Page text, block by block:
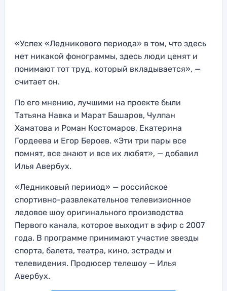
«Успех «Ледникового периода» в том, что здесь
нет никакой фонограммы, здесь люди ценят и
понимают тот труд, который вкладывается», —
считает он.
По его мнению, лучшими на проекте были
Татьяна Навка и Марат Башаров, Чулпан
Хаматова и Роман Костомаров, Екатерина
Гордеева и Егор Бероев. «Эти три пары все
помнят, все знают и все их любят», — добавил
Илья Авербух.
«Ледниковый перииод» — российское
спортивно-развлекательное телевизионное
ледовое шоу оригинального производства
Первого канала, которое выходит в эфир с 2007
года. В программе принимают участие звезды
спорта, балета, театра, кино, эстрады и
телевидения. Продюсер телешоу — Илья
Авербух.